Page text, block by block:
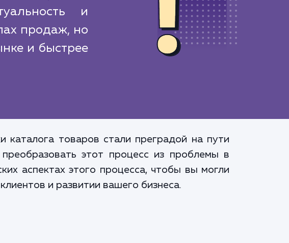
и
продаж, но
и быстрее
каталога товаров стали преградой на пути
этот процесс из проблемы в
аспектах этого процесса, чтобы вы могли
и развитии вашего бизнеса.